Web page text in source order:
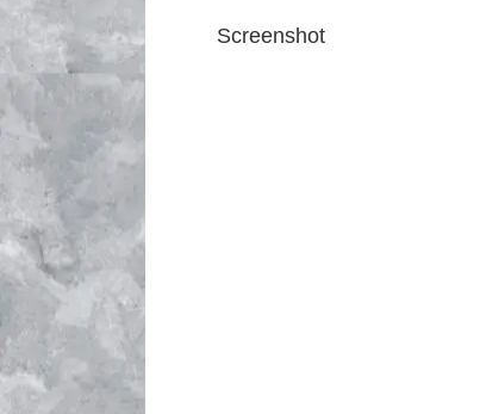
Screenshot